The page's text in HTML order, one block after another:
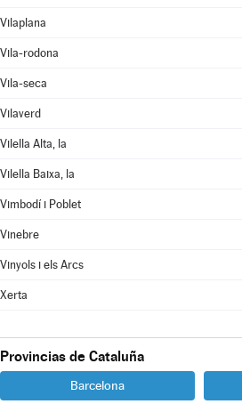
Vilaplana
Vila-rodona
Vila-seca
Vilaverd
Vilella Alta, la
Vilella Baixa, la
Vimbodí i Poblet
Vinebre
Vinyols i els Arcs
Xerta
Provincias de Cataluña
Barcelona